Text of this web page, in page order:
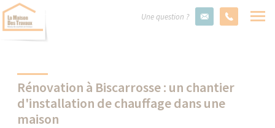
Une question ?
Rénovation à Biscarrosse : un chantier
d'installation de chauffage dans une
maison